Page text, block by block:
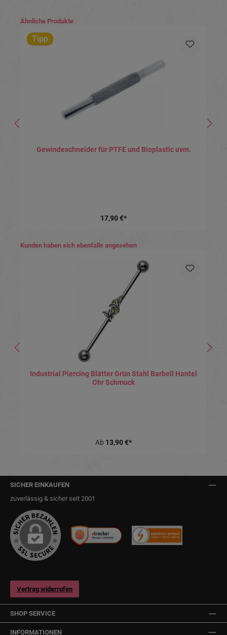
Produktgalerie überspringen
Ähnliche Produkte
Tipp
Gewindeschneider für PTFE und Bioplastic uvm.
17,90 €*
Produktgalerie überspringen
Kunden haben sich ebenfalls angesehen
Industrial Piercing Blätter Grün Stahl Barbell Hantel
Ohr Schmuck
Ab 13,90 €*
SICHER EINKAUFEN
zuverlässig & sicher seit 2001
Vertrag widerrufen
SHOP SERVICE
INFORMATIONEN